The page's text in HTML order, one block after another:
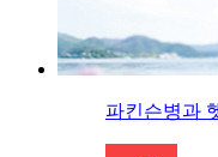
파킨슨병과